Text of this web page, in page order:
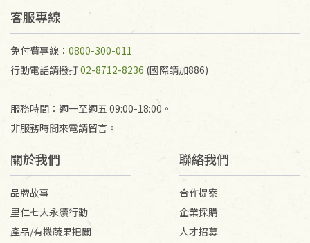
不接受退貨之手抄稿，為敬重法寶故，里仁網購無法
代為結緣處理等。 若需將手抄稿寄還給消費者，因而
產生的運費100元/箱將由消費者負擔。
客服專線
免付費專線： 0800-300-011
行動電話請撥打02-8712-8236 (國際請加886)
服務時間：週一至週五 09:00-18:00。
非服務時間來電請留言。
關於我們
品牌故事
里仁七大永續行動
產品/有機蔬果把關
聯絡我們
合作提案
企業採購
人才招募